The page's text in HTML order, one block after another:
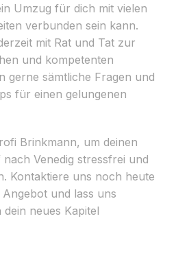
Umzug für dich mit vielen
verbunden sein kann.
mit Rat und Tat zur
und kompetenten
gerne sämtliche Fragen und
für einen gelungenen
Brinkmann, um deinen
Venedig stressfrei und
Kontaktiere uns noch heute
und lass uns
neues Kapitel